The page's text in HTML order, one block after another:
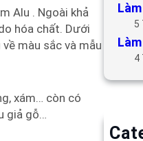
Alu . Ngoài khả
hóa chất. Dưới
màu sắc và mẫu
xám… còn có
giả gỗ…
5
4